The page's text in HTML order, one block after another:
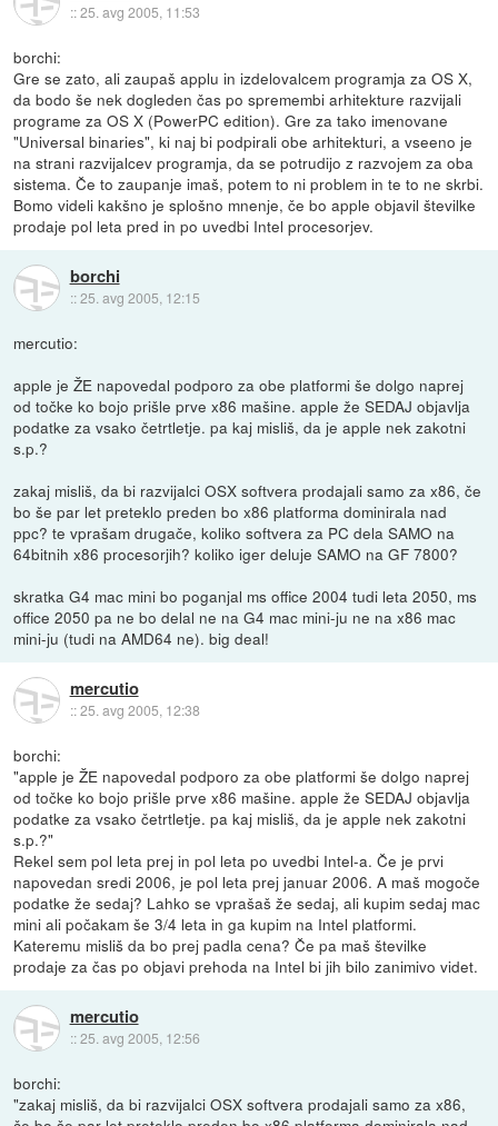
::25. avg 2005, 11:53
borchi:
Gre se zato, ali zaupaš applu in izdelovalcem programja za OS X,
da bodo še nek dogleden čas po spremembi arhitekture razvijali
programe za OS X (PowerPC edition). Gre za tako imenovane
"Universal binaries", ki naj bi podpirali obe arhitekturi, a vseeno je
na strani razvijalcev programja, da se potrudijo z razvojem za oba
sistema. Če to zaupanje imaš, potem to ni problem in te to ne skrbi.
Bomo videli kakšno je splošno mnenje, če bo apple objavil številke
prodaje pol leta pred in po uvedbi Intel procesorjev.
borchi
::25. avg 2005, 12:15
mercutio:
apple je ŽE napovedal podporo za obe platformi še dolgo naprej
od točke ko bojo prišle prve x86 mašine. apple že SEDAJ objavlja
podatke za vsako četrtletje. pa kaj misliš, da je apple nek zakotni
s.p.?
zakaj misliš, da bi razvijalci OSX softvera prodajali samo za x86, če
bo še par let preteklo preden bo x86 platforma dominirala nad
ppc? te vprašam drugače, koliko softvera za PC dela SAMO na
64bitnih x86 procesorjih? koliko iger deluje SAMO na GF 7800?
skratka G4 mac mini bo poganjal ms office 2004 tudi leta 2050, ms
office 2050 pa ne bo delal ne na G4 mac mini-ju ne na x86 mac
mini-ju (tudi na AMD64 ne). big deal!
mercutio
::25. avg 2005, 12:38
borchi:
"apple je ŽE napovedal podporo za obe platformi še dolgo naprej
od točke ko bojo prišle prve x86 mašine. apple že SEDAJ objavlja
podatke za vsako četrtletje. pa kaj misliš, da je apple nek zakotni
s.p.?"
Rekel sem pol leta prej in pol leta po uvedbi Intel-a. Če je prvi
napovedan sredi 2006, je pol leta prej januar 2006. A maš mogoče
podatke že sedaj? Lahko se vprašaš že sedaj, ali kupim sedaj mac
mini ali počakam še 3/4 leta in ga kupim na Intel platformi.
Kateremu misliš da bo prej padla cena? Če pa maš številke
prodaje za čas po objavi prehoda na Intel bi jih bilo zanimivo videt.
mercutio
::25. avg 2005, 12:56
borchi:
"zakaj misliš, da bi razvijalci OSX softvera prodajali samo za x86,